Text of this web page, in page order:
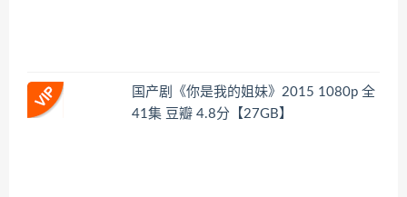
国产剧《你是我的姐妹》2015 1080p 全
41集 豆瓣 4.8分【27GB】